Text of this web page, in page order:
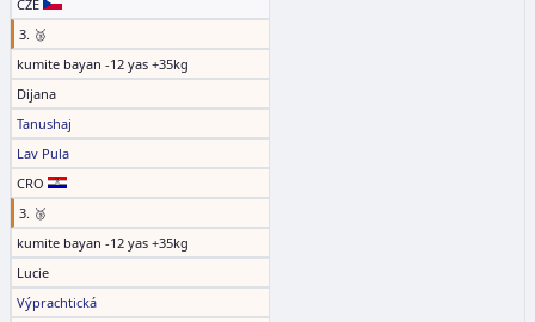
CZE
3. 🥉
kumite bayan -12 yas +35kg
Dijana
Tanushaj
Lav Pula
CRO
3. 🥉
kumite bayan -12 yas +35kg
Lucie
Výprachtická